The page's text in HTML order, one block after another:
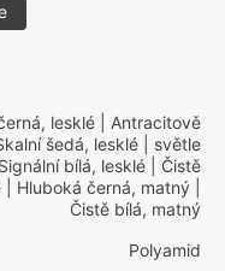
lesklé | Antracitově
šedá, lesklé | světle
bílá, lesklé | Čistě
| Hluboká černá, matný
Čistě bílá, matný
Polyamid